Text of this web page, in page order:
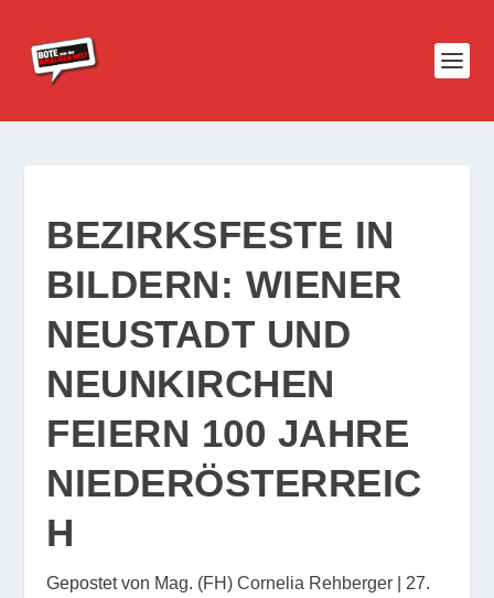
BEZIRKSFESTE IN
BILDERN: WIENER
NEUSTADT UND
NEUNKIRCHEN
FEIERN 100 JAHRE
NIEDERÖSTERREIC
H
Gepostet von Mag. (FH) Cornelia Rehberger
27.